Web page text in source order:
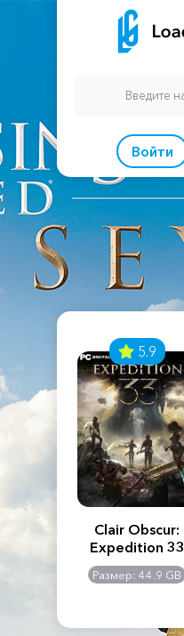
Войти
Creed
5.9
Clair Obscur:
Expedition 33
Размер: 44.9 GB